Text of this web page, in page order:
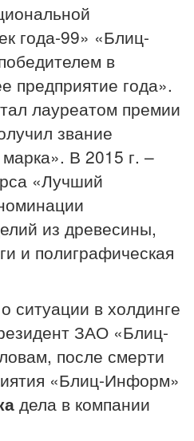
года-99» «Блиц-
в
предприятие года».
лауреатом премии
звание
В 2015 г. –
«Лучший
из древесины,
и полиграфическая
ситуации в холдинге
ЗАО «Блиц-
после смерти
«Блиц-Информ»
дела в компании